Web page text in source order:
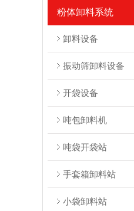
粉体卸料系统
卸料设备
振动筛卸料设备
开袋设备
吨包卸料机
吨袋开袋站
手套箱卸料站
小袋卸料站